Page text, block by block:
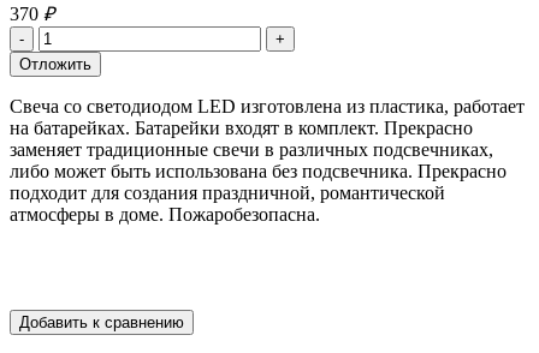
370 ₽
Свеча со светодиодом LED изготовлена из пластика, работает
на батарейках. Батарейки входят в комплект. Прекрасно
заменяет традиционные свечи в различных подсвечниках,
либо может быть использована без подсвечника. Прекрасно
подходит для создания праздничной, романтической
атмосферы в доме. Пожаробезопасна.